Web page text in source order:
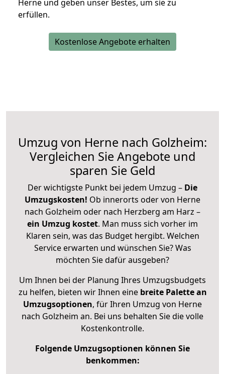
Herne und geben unser Bestes, um sie zu
erfüllen.
Kostenlose Angebote erhalten
Umzug von Herne nach Golzheim:
Vergleichen Sie Angebote und
sparen Sie Geld
Der wichtigste Punkt bei jedem Umzug – Die
Umzugskosten! Ob innerorts oder von Herne
nach Golzheim oder nach Herzberg am Harz –
ein Umzug kostet. Man muss sich vorher im
Klaren sein, was das Budget hergibt. Welchen
Service erwarten und wünschen Sie? Was
möchten Sie dafür ausgeben?
Um Ihnen bei der Planung Ihres Umzugsbudgets
zu helfen, bieten wir Ihnen eine breite Palette an
Umzugsoptionen, für Ihren Umzug von Herne
nach Golzheim an. Bei uns behalten Sie die volle
Kostenkontrolle.
Folgende Umzugsoptionen können Sie
benkommen: